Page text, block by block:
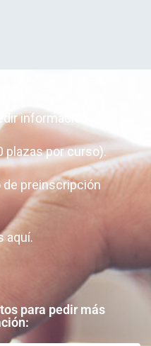
información.
plazas por curso).
de preinscripción
aquí.
para pedir más